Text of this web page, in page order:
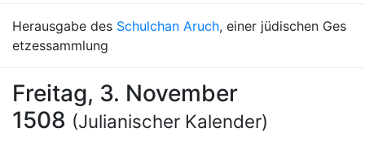
Herausgabe des Schulchan Aruch, einer jüdischen Ges
etzessammlung
Freitag, 3. November
1508 (Julianischer Kalender)